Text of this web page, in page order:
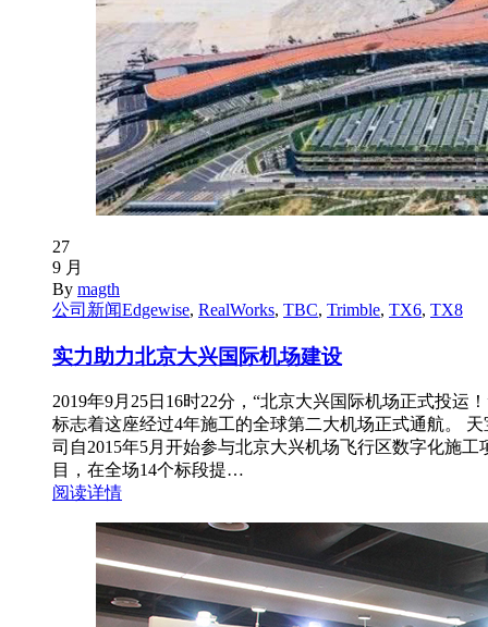
27
9 月
By magth
公司新闻Edgewise, RealWorks, TBC, Trimble, TX6, TX8
实力助力北京大兴国际机场建设
2019年9月25日16时22分，“北京大兴国际机场正式投运
标志着这座经过4年施工的全球第二大机场正式通航。 天
司自2015年5月开始参与北京大兴机场飞行区数字化施工
目，在全场14个标段提…
阅读详情